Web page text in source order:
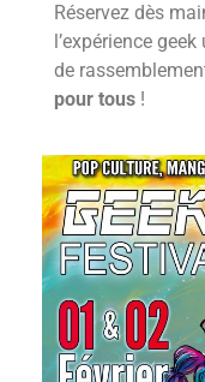
Réservez dès
l’expérience
de
pour tous!